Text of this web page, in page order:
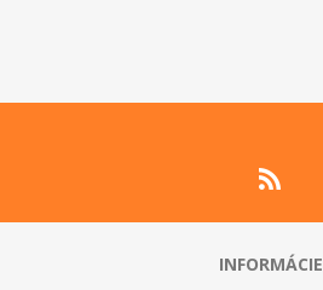
INFORMÁCIE